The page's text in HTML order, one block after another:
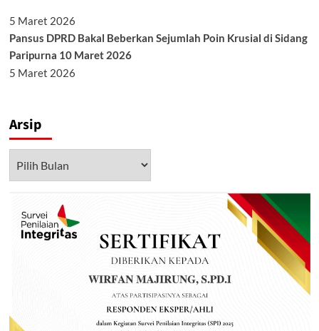
5 Maret 2026
Pansus DPRD Bakal Beberkan Sejumlah Poin Krusial di Sidang
Paripurna 10 Maret 2026
5 Maret 2026
Arsip